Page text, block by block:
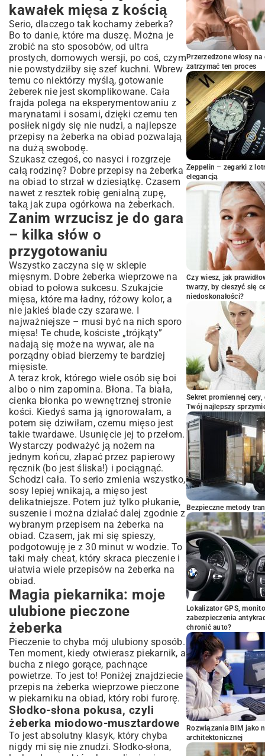
Zanim wrzucisz je do gara – kilka słów o
przygotowaniu
Magia piekarnika: moje ulubione
pieczone żeberka
Słodko-słona pokusa, czyli żeberka
miodowo-musztardowe
Smak Ameryki – żeberka w sosie BBQ
Gdy za oknem szaro – żeberka duszone,
które otulają smakiem
Niedzielny klasyk: żeberka w sosie
własnym
Tradycja w jednym garnku, czyli żeberka z
kapustą
Poza piekarnikiem i garnkiem – inne
sposoby na żeberka
Lato, grill i żeberka
Ratunek dla zapracowanych: Multicooker
Coś dla koneserów: żeberka wołowe
A co obok żeberek? Kilka pomysłów na
idealne towarzystwo
Moje złote zasady, czyli jak uniknąć
żeberkowej katastrofy
kawałek mięsa z kością
Serio, dlaczego tak kochamy żeberka?
Bo to danie, które ma duszę. Można je
zrobić na sto sposobów, od ultra
prostych, domowych wersji, po coś, czym
nie powstydziłby się szef kuchni. Wbrew
temu co niektórzy myślą, gotowanie
żeberek nie jest skomplikowane. Cała
frajda polega na eksperymentowaniu z
marynatami i sosami, dzięki czemu ten
posiłek nigdy się nie nudzi, a najlepsze
przepisy na żeberka na obiad pozwalają
na dużą swobodę.
Szukasz czegoś, co nasyci i rozgrzeje
całą rodzinę? Dobre przepisy na żeberka
na obiad to strzał w dziesiątkę. Czasem
nawet z resztek robię genialną zupę,
taką jakzupa ogórkowa na żeberkach.
Zanim wrzucisz je do gara
– kilka słów o
przygotowaniu
Wszystko zaczyna się w sklepie
mięsnym. Dobre żeberka wieprzowe na
obiad to połowa sukcesu. Szukajcie
mięsa, które ma ładny, różowy kolor, a
nie jakieś blade czy szarawe. I
najważniejsze – musi być na nich sporo
mięsa! Te chude, kościste „trójkąty”
nadają się może na wywar, ale na
porządny obiad bierzemy te bardziej
mięsiste.
A teraz krok, którego wiele osób się boi
albo o nim zapomina. Błona. Ta biała,
cienka błonka po wewnętrznej stronie
kości. Kiedyś sama ją ignorowałam, a
potem się dziwiłam, czemu mięso jest
takie twardawe. Usunięcie jej to przełom.
Wystarczy podważyć ją nożem na
jednym końcu, złapać przez papierowy
ręcznik (bo jest śliska!) i pociągnąć.
Schodzi cała. To serio zmienia wszystko,
sosy lepiej wnikają, a mięso jest
delikatniejsze. Potem już tylko płukanie,
suszenie i można działać dalej zgodnie z
wybranym przepisem na żeberka na
obiad. Czasem, jak mi się spieszy,
podgotowuję je z 30 minut w wodzie. To
taki mały cheat, który skraca pieczenie i
ułatwia wiele przepisów na żeberka na
obiad.
Magia piekarnika: moje
ulubione pieczone
żeberka
Pieczenie to chyba mój ulubiony sposób.
Ten moment, kiedy otwierasz piekarnik, a
bucha z niego gorące, pachnące
powietrze. To jest to! Poniżej znajdziecie
przepis na żeberka wieprzowe pieczone
w piekarniku na obiad, który robi furorę.
Słodko-słona pokusa, czyli
żeberka miodowo-musztardowe
To jest absolutny klasyk, który chyba
nigdy mi się nie znudzi. Słodko-słona,
Przerzedzone włosy
zatrzymać ten proces
Zeppelin – zegarki z
elegancją
Czy wiesz, jak
twarzy, by cieszyć się
niedoskonałości?
Sekret promiennej
Twój najlepszy
Bezpieczne metody
Lokalizator GPS,
zabezpieczenia
chronić auto?
Rozwiązania BIM jako
architektonicznej